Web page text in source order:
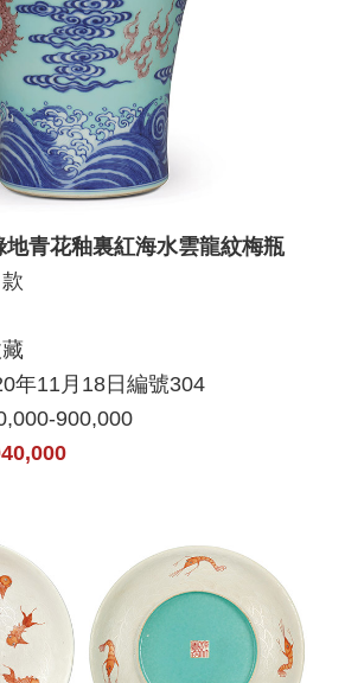
青花釉裏紅海水雲龍紋梅瓶
年11月18日編號304
900,000